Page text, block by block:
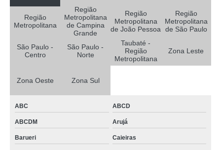
Região
Metropolitana
Região
Metropolitana
de Campina
Grande
Região
Metropolitana
de João Pessoa
Região
Metropolitana
de São Paulo
São Paulo -
Centro
São Paulo -
Norte
Taubaté -
Região
Metropolitana
Zona Leste
Zona Oeste Zona Sul
ABC ABCD
ABCDM Arujá
Barueri Caieiras